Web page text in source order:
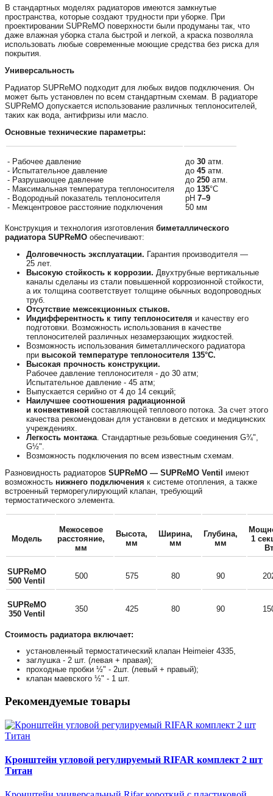
В стандартных моделях радиаторов имеются замкнутые
пространства, которые создают трудности при уборке. При
проектировании SUPReMO поверхности были продуманы так, что
даже влажная уборка стала быстрой и легкой, а краска позволяла
использовать любые современные моющие средства без риска для
покрытия.
Универсальность
Радиатор SUPReMO подходит для любых видов подключения. Он
может быть установлен по всем стандартным схемам. В радиаторе
SUPReMO допускается использование различных теплоносителей,
таких как вода, антифризы или масло.
Основные технические параметры:
- Рабочее давление
- Испытательное давление
- Разрушающее давление
- Максимальная температура теплоносителя
- Водородный показатель теплоносителя
- Межцентровое расстояние подключения
до 30 атм.
до 45 атм.
до 250 атм.
до 135°С
pH 7–9
50 мм
Конструкция и технология изготовления биметаллического
радиатора SUPReMO обеспечивают:
Долговечность эксплуатации. Гарантия производителя —
25 лет.
Высокую стойкость к коррозии. Двухтрубные вертикальные
каналы сделаны из стали повышенной коррозионной стойкости,
а их толщина соответствует толщине обычных водопроводных
труб.
Отсутствие межсекционных стыков.
Индифферентность к типу теплоносителя и качеству его
подготовки. Возможность использования в качестве
теплоносителей различных незамерзающих жидкостей.
Возможность использования биметаллического радиатора
при высокой температуре теплоносителя 135°С.
Высокая прочность конструкции.
Рабочее давление теплоносителя - до 30 атм;
Испытательное давление - 45 атм;
Выпускается серийно от 4 до 14 секций;
Наилучшее соотношения радиационной
и конвективной составляющей теплового потока. За счет этого
качества рекомендован для установки в детских и медицинских
учреждениях.
Легкость монтажа . Стандартные резьбовые соединения G¾",
G½".
Возможность подключения по всем известным схемам.
Разновидность радиаторов SUPReMO — SUPReMO Ventil имеют
возможность нижнего подключения к системе отопления, а также
встроенный терморегулирующий клапан, требующий
термостатического элемента.
Модель
Межосевое
расстояние,
мм
Высота,
мм
Ширина,
мм
Глубина,
мм
1
Вт
SUPReMO
500 Ventil
500 575 80 90
SUPReMO
350 Ventil
350 425 80 90
Стоимость радиатора включает:
установленный термостатический клапан Heimeier 4335,
заглушка - 2 шт. (левая + правая);
проходные пробки ½" - 2шт. (левый + правый);
клапан маевского ½" - 1 шт.
Рекомендуемые товары
Кронштейн угловой регулируемый RIFAR комплект 2 шт
Титан